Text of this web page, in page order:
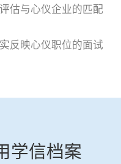
估与心仪企业的匹配
反映心仪职位的面试
学信档案